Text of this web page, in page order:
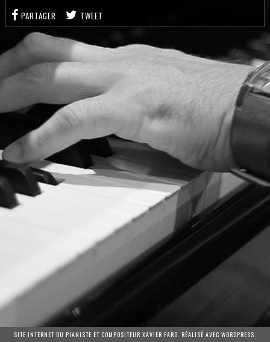
PARTAGER TWEET
SITE INTERNET DU PIANISTE ET COMPOSITEUR XAVIER FARO. RÉALISÉ AVEC WORDPRESS.